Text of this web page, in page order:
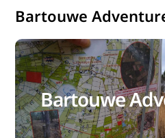
Bartouwe
Bartouwe